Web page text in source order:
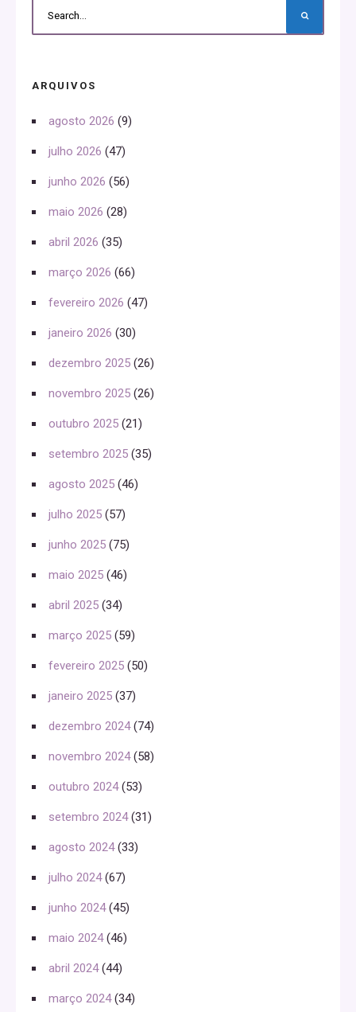
ARQUIVOS
agosto 2026 (9)
julho 2026 (47)
junho 2026 (56)
maio 2026 (28)
abril 2026 (35)
março 2026 (66)
fevereiro 2026 (47)
janeiro 2026 (30)
dezembro 2025 (26)
novembro 2025 (26)
outubro 2025 (21)
setembro 2025 (35)
agosto 2025 (46)
julho 2025 (57)
junho 2025 (75)
maio 2025 (46)
abril 2025 (34)
março 2025 (59)
fevereiro 2025 (50)
janeiro 2025 (37)
dezembro 2024(74)
novembro 2024(58)
outubro 2024(53)
setembro 2024(31)
agosto 2024(33)
julho 2024(67)
junho 2024(45)
maio 2024(46)
abril 2024(44)
março 2024(34)